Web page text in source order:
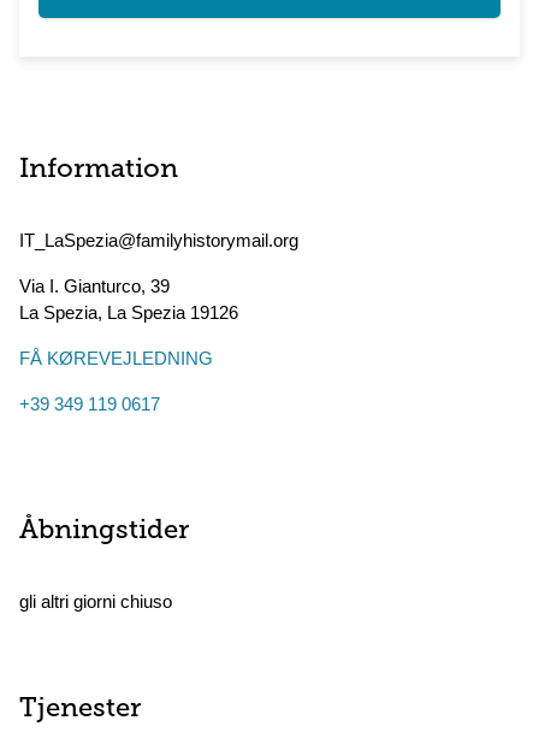
Information
IT_LaSpezia@familyhistorymail.org
Via I. Gianturco, 39
La Spezia, La Spezia 19126
FÅ KØREVEJLEDNING
+39 349 119 0617
Åbningstider
gli altri giorni chiuso
Tjenester